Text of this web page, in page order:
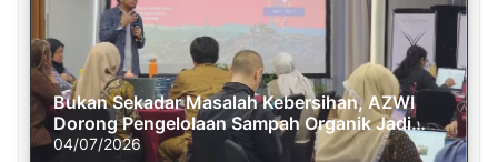
Bukan Sekadar Masalah Kebersihan, AZWI
Dorong Pengelolaan Sampah Organik Jadi
Solusi Krisis Iklim
04/07/2026